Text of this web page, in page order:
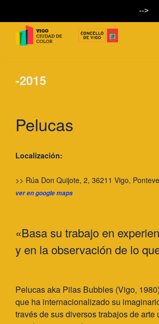
-->
-2015
Pelucas
Localización:
>> Rúa Don Quijote, 2, 36211 Vigo,
ver en google maps
«Basa su trabajo en
y en la observación de lo
Pelucas aka Pilas Bubbles (Vigo,
que ha internacionalizado su
través de sus diversos trabajos de arte